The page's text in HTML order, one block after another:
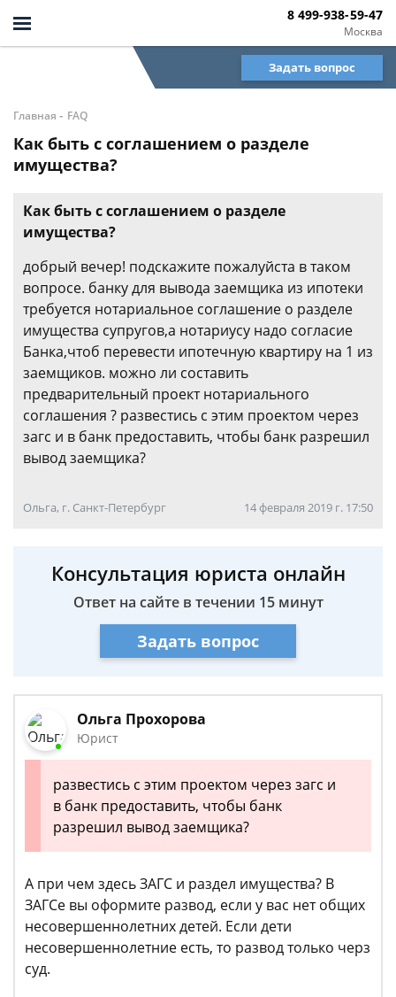
Москва
8 499-938-59-47
Задать вопрос
Главная - FAQ
Как быть с соглашением о разделе
имущества?
Как быть с соглашением о разделе
имущества?
добрый вечер! подскажите пожалуйста в таком
вопросе. банку для вывода заемщика из ипотеки
требуется нотариальное соглашение о разделе
имущества супругов,а нотариусу надо согласие
Банка,чтоб перевести ипотечную квартиру на 1 из
заемщиков. можно ли составить
предварительный проект нотариального
соглашения ? развестись с этим проектом через
загс и в банк предоставить, чтобы банк разрешил
вывод заемщика?
Ольга, г. Санкт-Петербург 14 февраля 2019 г. 17:50
Консультация юриста онлайн
Ответ на сайте в течении 15 минут
Задать вопрос
Ольга Прохорова
Юрист
развестись с этим проектом через загс и
в банк предоставить, чтобы банк
разрешил вывод заемщика?
А при чем здесь ЗАГС и раздел имущества? В
ЗАГСе вы оформите развод, если у вас нет общих
несовершеннолетних детей. Если дети
несовершеннолетние есть, то развод только черз
суд.